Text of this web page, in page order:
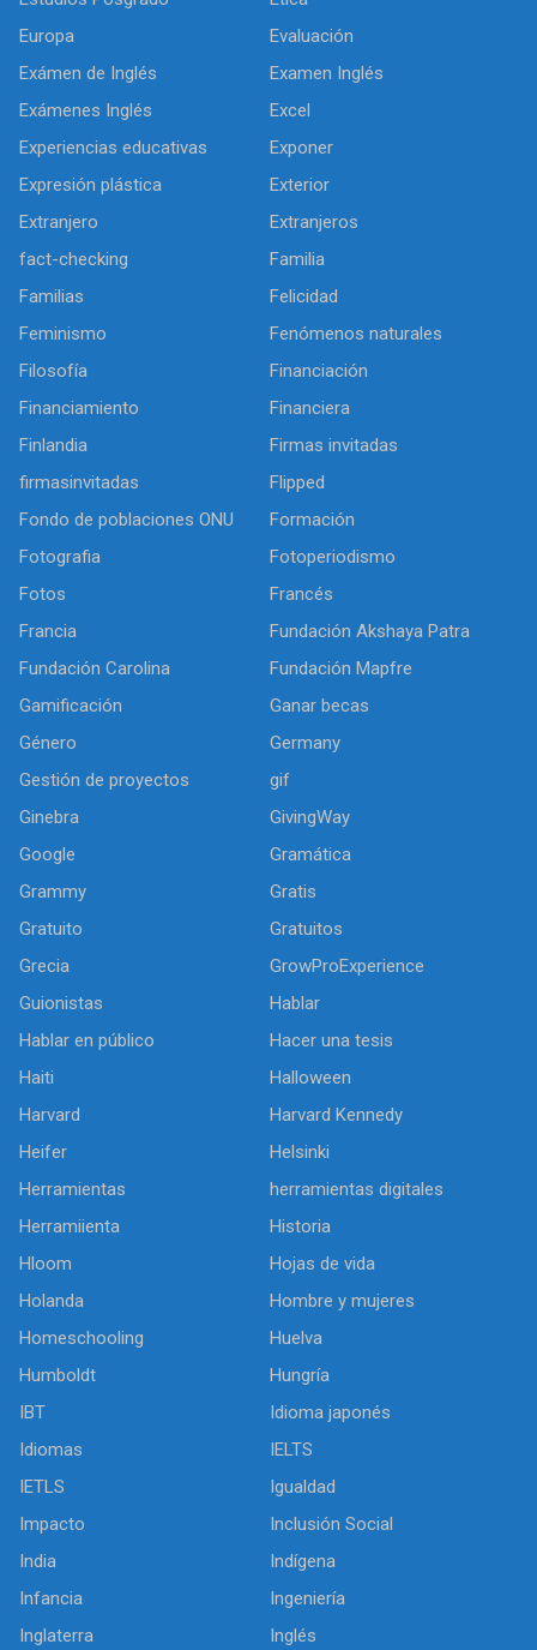
Europa
Evaluación
Exámen de Inglés
Examen Inglés
Exámenes Inglés
Excel
Experiencias educativas
Exponer
Expresión plástica
Exterior
Extranjero
Extranjeros
fact-checking
Familia
Familias
Felicidad
Feminismo
Fenómenos naturales
Filosofía
Financiación
Financiamiento
Financiera
Finlandia
Firmas invitadas
firmasinvitadas
Flipped
Fondo de poblaciones ONU
Formación
Fotografia
Fotoperiodismo
Fotos
Francés
Francia
Fundación Akshaya Patra
Fundación Carolina
Fundación Mapfre
Gamificación
Ganar becas
Género
Germany
Gestión de proyectos
gif
Ginebra
GivingWay
Google
Gramática
Grammy
Gratis
Gratuito
Gratuitos
Grecia
GrowProExperience
Guionistas
Hablar
Hablar en público
Hacer una tesis
Haiti
Halloween
Harvard
Harvard Kennedy
Heifer
Helsinki
Herramientas
herramientas digitales
Herramiienta
Historia
Hloom
Hojas de vida
Holanda
Hombre y mujeres
Homeschooling
Huelva
Humboldt
Hungría
IBT
Idioma japonés
Idiomas
IELTS
IETLS
Igualdad
Impacto
Inclusión Social
India
Indígena
Infancia
Ingeniería
Inglaterra
Inglés